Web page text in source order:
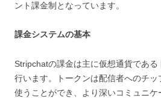
ント課金制となっています。
課金システムの基本
Stripchatの課金は主に仮想通貨であ
行います。トークンは配信者へのチッ
使うことができ、より深いコミュニケ